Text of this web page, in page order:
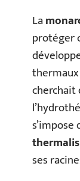
La
protéger
thermaux
cherchait
s’impose
ses